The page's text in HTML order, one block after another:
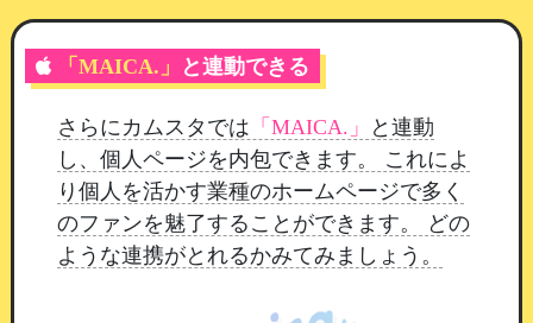
トをつけることができ、読みやすく伝わりやすい
記事作りをサポートします。
「MAICA.」 と連動できる
さらにカムスタでは 「MAICA.」
と連動
し、個人ページを内包できます。 これによ
り個人を活かす業種のホームページで多く
のファンを魅了することができます。 どの
ような連携がとれるかみてみましょう。